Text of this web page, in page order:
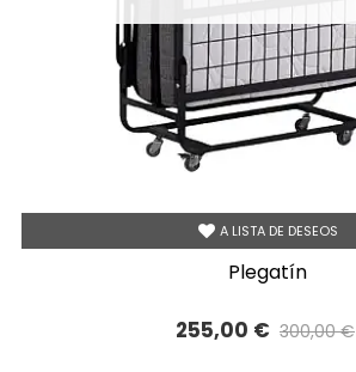
A LISTA DE DESEOS
plegatín
255,00 € 300,00 €